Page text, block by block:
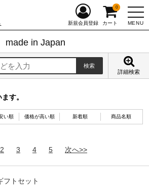
MENU
新規会員登録 カート
0
made in Japan
詳細検索
す。
い順 価格が高い順 新着順 商品名順
2 3 4 5 次へ>>
フトセット